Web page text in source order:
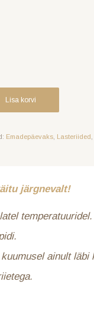
Lisa korvi
Emadepäevaks Lasteriided
järgnevalt!
ainult läbi